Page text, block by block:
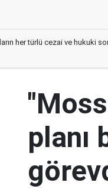
her türlü cezai ve hukuki
planı